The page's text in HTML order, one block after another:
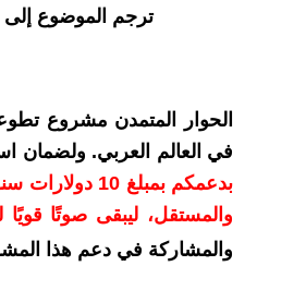
ترجم الموضوع
الحوار المتمدن مشروع
في العالم العربي. ولضمان
بدعمكم
والمستقل، ليبقى صوتًا قويًا
والمشاركة في دعم هذا